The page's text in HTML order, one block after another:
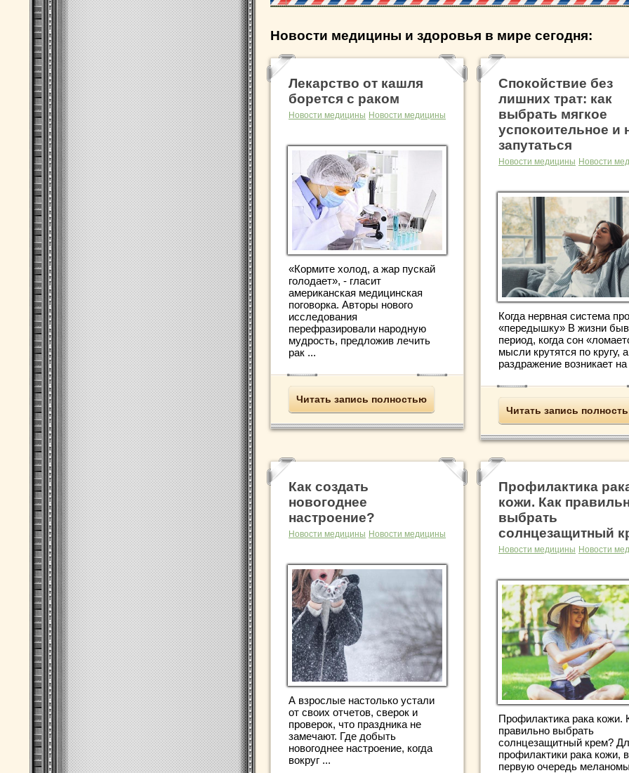
Новости медицины и здоровья в мире сегодня:
Лекарство от кашля
борется с раком
Новости медицины Новости медицины
«Кормите холод, а жар пускай
голодает», - гласит
американская медицинская
поговорка. Авторы нового
исследования
перефразировали народную
мудрость, предложив лечить
рак ...
Читать запись полностью
Спокойствие без
лишних трат: как
выбрать мягкое
успокоительное и
запутаться
Новости медицины Новости
Когда нервная система
«передышку» В жизни
период, когда сон
мысли крутятся по кругу, а
раздражение возникает на
Читать запись
Как создать
новогоднее
настроение?
Новости медицины Новости медицины
А взрослые настолько устали
от своих отчетов, сверок и
проверок, что праздника не
замечают. Где добыть
новогоднее настроение, когда
вокруг ...
Профилактика
кожи. Как
выбрать
солнцезащитный
Новости медицины Новости
Профилактика рака кожи.
правильно выбрать
солнцезащитный крем?
профилактики рака кожи, в
первую очередь